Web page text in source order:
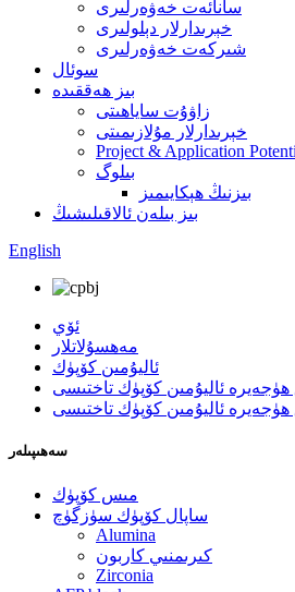
سانائەت خەۋەرلىرى
خېرىدارلار دېلولىرى
شىركەت خەۋەرلىرى
سوئال
بىز ھەققىدە
زاۋۇت ساياھىتى
خېرىدارلار مۇلازىمىتى
Project & Application
بىلوگ
بىزنىڭ ھېكايىمىز
بىز بىلەن ئالاقىلىشىڭ
English
ئۆي
مەھسۇلاتلار
ئاليۇمىن كۆپۈك
ھۈجەيرە ئاليۇمىن كۆپۈك تاختىسى
ھۈجەيرە ئاليۇمىن كۆپۈك تاختىسى
سەھىپىلەر
مىس كۆپۈك
ساپال كۆپۈك سۈزگۈچ
Alumina
كىرىمنىي كاربون
Zirconia